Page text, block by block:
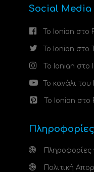
Social Media
Το Ionian στο
Το Ionian στο
Το Ionian στο
Το κανάλι
Το Ionian στο
Πληροφορίες
Πληροφορίες
Πολιτική